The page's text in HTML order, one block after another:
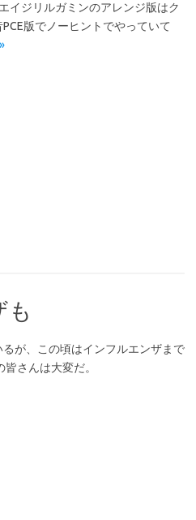
イジリルガミンのアレンジ版はク
版でノーヒントでやっていて
も
が、この頃はインフルエンザまで
さんは大変だ。